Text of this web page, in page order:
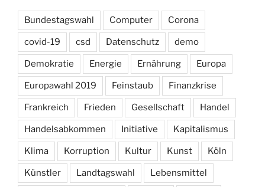
Bundestagswahl Computer Corona
covid-19 csd Datenschutz demo
Demokratie Energie Ernährung Europa
Europawahl 2019 Feinstaub Finanzkrise
Frankreich Frieden Gesellschaft Handel
Handelsabkommen Initiative Kapitalismus
Klima Korruption Kultur Kunst Köln
Künstler Landtagswahl Lebensmittel